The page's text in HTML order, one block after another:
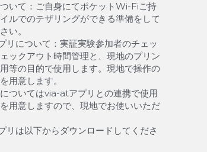
いて：ご自身にてポケットWi-Fiご持
ルでのテザリングができる準備をして
い。
リについて：実証実験参加者のチェッ
ックアウト時間管理と、現地のプリン
等の目的で使用します。現地で操作の
用意します。
ついてはvia-atアプリとの連携で使用
用意しますので、現地でお使いいただ
リは以下からダウンロードしてくださ